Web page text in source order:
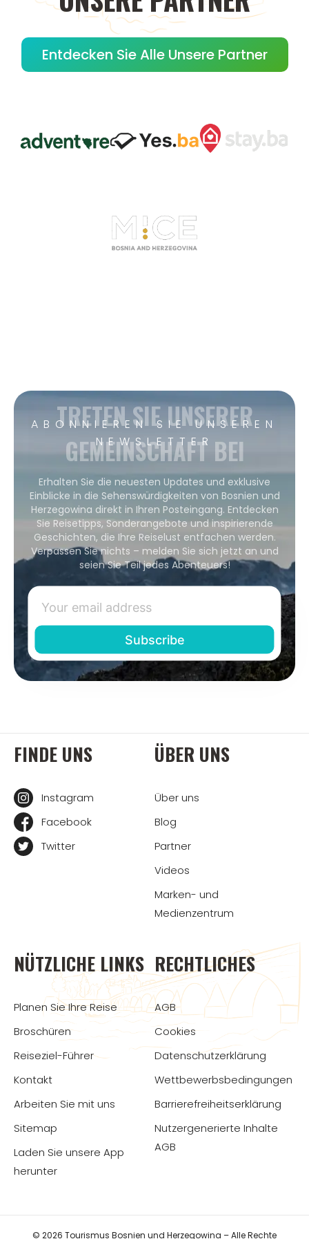
Entdecken Sie Alle Unsere Partner
ABONNIEREN SIE UNSEREN
NEWSLETTER
TRETEN SIE UNSERER
GEMEINSCHAFT BEI
Erhalten Sie die neuesten Updates und exklusive
Einblicke in die Sehenswürdigkeiten von Bosnien und
Herzegowina direkt in Ihren Posteingang. Entdecken
Sie Reisetipps, Sonderangebote und inspirierende
Geschichten, die Ihre Reiselust entfachen werden.
Verpassen Sie nichts – melden Sie sich jetzt an und
seien Sie Teil jedes Abenteuers!
FINDE UNS
Instagram
Facebook
Twitter
ÜBER UNS
Über uns
Blog
Partner
Videos
Marken- und
Medienzentrum
NÜTZLICHE LINKS
Planen Sie Ihre Reise
Broschüren
Reiseziel-Führer
Kontakt
Arbeiten Sie mit uns
Sitemap
Laden Sie unsere App
herunter
RECHTLICHES
AGB
Cookies
Datenschutzerklärung
Wettbewerbsbedingungen
Barrierefreiheitserklärung
Nutzergenerierte Inhalte
AGB
© 2026 Tourismus Bosnien und Herzegowina – Alle Rechte